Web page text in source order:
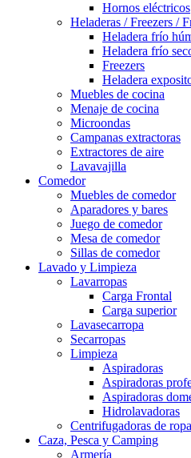
Hornos eléctricos
Heladeras / Freezers /
Heladera frío
Heladera frío
Freezers
Heladera
Muebles de cocina
Menaje de cocina
Microondas
Campanas extractoras
Extractores de aire
Lavavajilla
Comedor
Muebles de comedor
Aparadores y bares
Juego de comedor
Mesa de comedor
Sillas de comedor
Lavado y Limpieza
Lavarropas
Carga Frontal
Carga superior
Lavasecarropa
Secarropas
Limpieza
Aspiradoras
Aspiradoras
Aspiradoras
Hidrolavadoras
Centrifugadoras de ropa
Caza, Pesca y Camping
Armería